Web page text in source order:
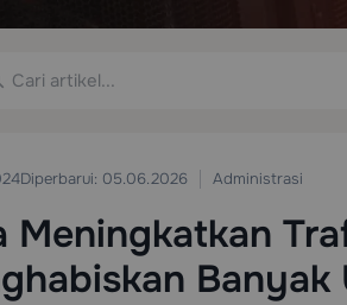
Diperbarui: 05.06.2026 Administrasi
Meningkatkan
Banyak